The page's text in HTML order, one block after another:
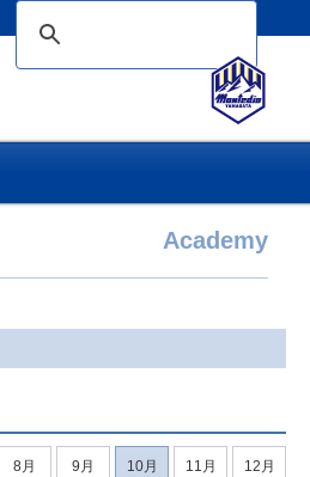
Academy
8月 9月 10月 11月 12月